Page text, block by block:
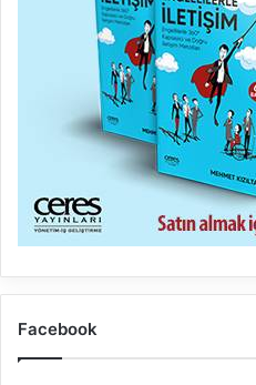
Facebook